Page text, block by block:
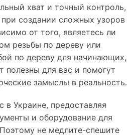
хват и точный контроль,
создании сложных узоров
от того, являетесь ли
резьбы по дереву или
по дереву для начинающих,
полезны для вас и помогут
замыслы в реальность.
в Украине, предоставляя
и оборудование для
не медлите-спешите